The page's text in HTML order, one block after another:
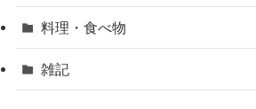
料理・食べ物
雑記